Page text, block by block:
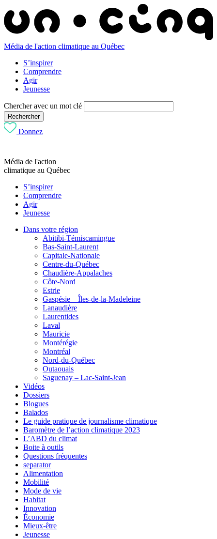
Média de l'action climatique au Québec
S’inspirer
Comprendre
Agir
Jeunesse
Chercher avec un mot clé
Rechercher
Donnez
Média de l'action
climatique au Québec
S’inspirer
Comprendre
Agir
Jeunesse
Dans votre région
Abitibi-Témiscamingue
Bas-Saint-Laurent
Capitale-Nationale
Centre-du-Québec
Chaudière-Appalaches
Côte-Nord
Estrie
Gaspésie – Îles-de-la-Madeleine
Lanaudière
Laurentides
Laval
Mauricie
Montérégie
Montréal
Nord-du-Québec
Outaouais
Saguenay – Lac-Saint-Jean
Vidéos
Dossiers
Blogues
Balados
Le guide pratique de journalisme climatique
Baromètre de l’action climatique 2023
L’ABD du climat
Boite à outils
Questions fréquentes
separator
Alimentation
Mobilité
Mode de vie
Habitat
Innovation
Économie
Mieux-être
Jeunesse